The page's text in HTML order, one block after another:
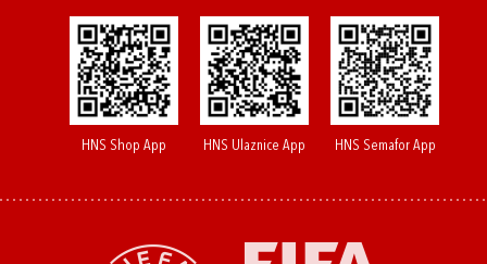
HNS Shop App HNS Ulaznice App HNS Semafor App